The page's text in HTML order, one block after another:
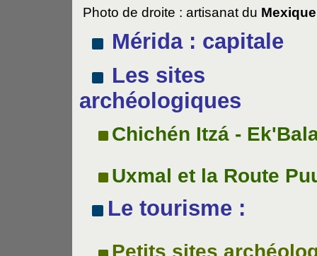
Photo de droite : artisanat du Mexique
Mérida : capitale
Les sites
archéologiques
Chichén Itzá -
Uxmal et la Route
Le tourisme :
Petits sites